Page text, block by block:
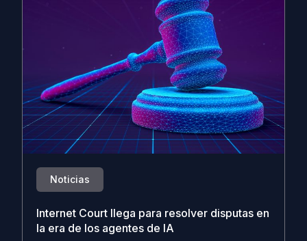
Noticias
Internet Court llega para resolver disputas en
la era de los agentes de IA